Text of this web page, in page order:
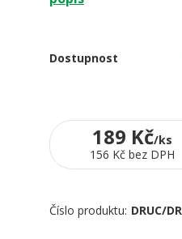
Dostupnost
189 Kč/ks
156 Kč bez DPH
Číslo produktu: DRUC/